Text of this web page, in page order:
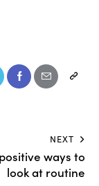
NEXT
ways to
look at routine